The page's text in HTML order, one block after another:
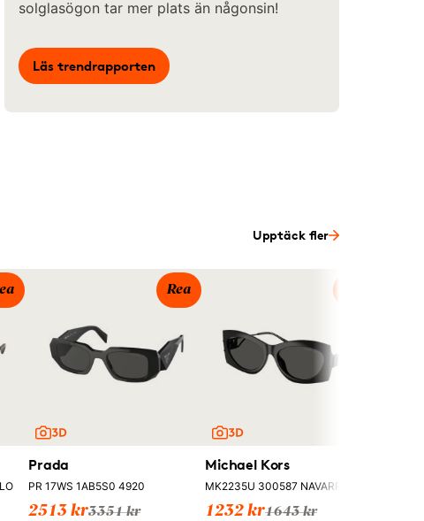
solglasögon tar mer plats än någonsin!
Läs trendrapporten
Upptäck fler
Rea
Prada
PR 17WS 1AB5S0 4920
2513 kr3351 kr
Michael Kors
MK2235U 300587 NAVARRA 5716
1232 kr1643 kr